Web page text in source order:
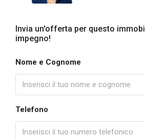
Invia un'offerta per questo
impegno!
Nome e Cognome
Telefono